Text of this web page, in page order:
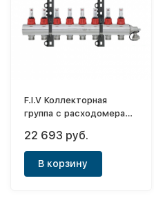
F.I.V Коллекторная
группа с расходомерами
22 693 руб.
В корзину